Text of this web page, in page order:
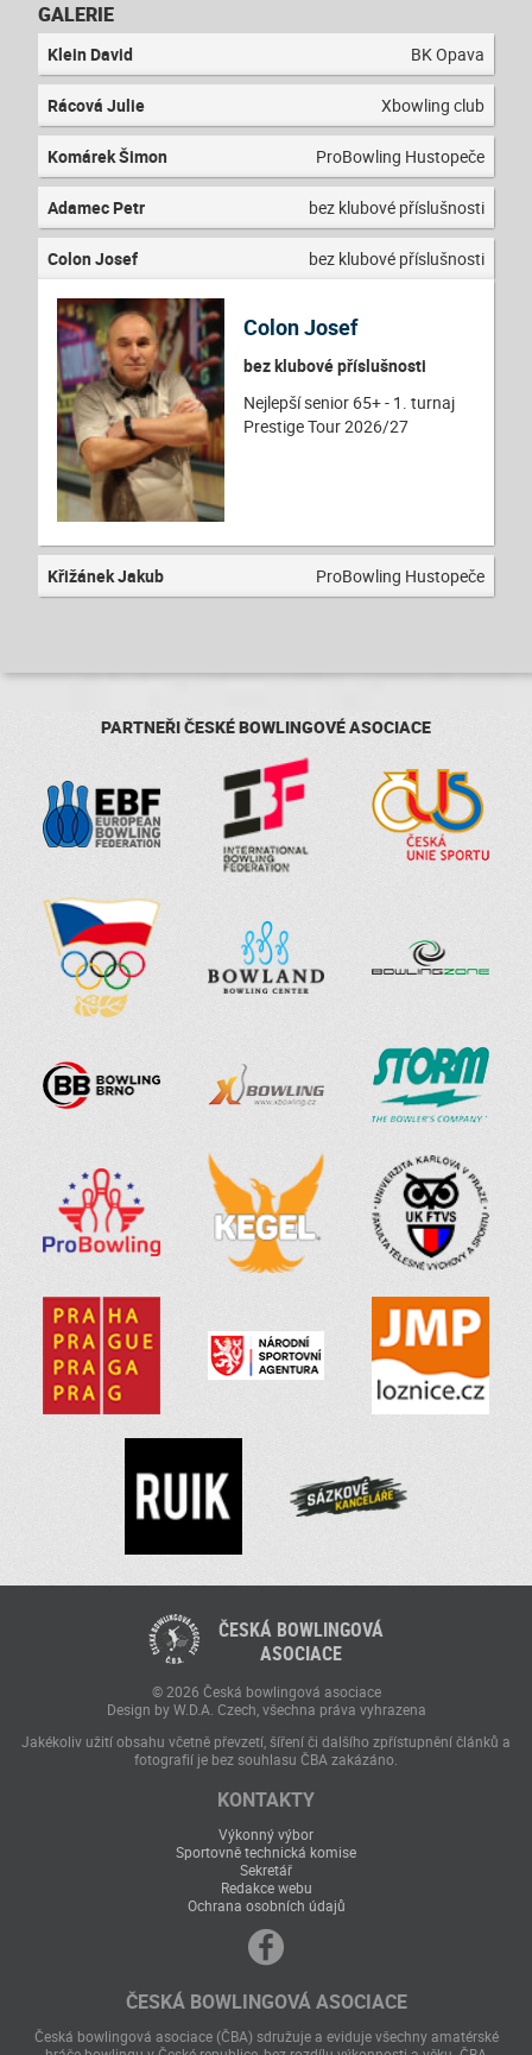
GALERIE
Klein David BK Opava
Rácová Julie Xbowling club
Komárek Šimon ProBowling Hustopeče
Adamec Petr bez klubové příslušnosti
Colon Josef bez klubové příslušnosti
Colon Josef
bez klubové příslušnosti
Nejlepší senior 65+ - 1. turnaj
Prestige Tour 2026/27
Křižánek Jakub ProBowling Hustopeče
PARTNEŘI ČESKÉ BOWLINGOVÉ ASOCIACE
ČESKÁ BOWLINGOVÁ
ASOCIACE
© 2026 Česká bowlingová asociace
Design by W.D.A. Czech, všechna práva vyhrazena
Jakékoliv užití obsahu včetně převzetí, šíření či dalšího zpřístupnění článků a
fotografií je bez souhlasu ČBA zakázáno.
KONTAKTY
Výkonný výbor
Sportovně technická komise
Sekretář
Redakce webu
Ochrana osobních údajů
ČESKÁ BOWLINGOVÁ ASOCIACE
Česká bowlingová asociace (ČBA) sdružuje a eviduje všechny amatérské